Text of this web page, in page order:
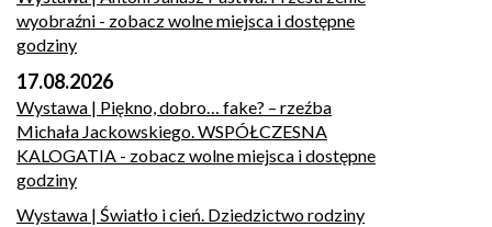
wyobraźni - zobacz wolne miejsca i dostępne
godziny
17.08.2026
Wystawa | Piękno, dobro… fake? – rzeźba
Michała Jackowskiego. WSPÓŁCZESNA
KALOGATIA - zobacz wolne miejsca i dostępne
godziny
Wystawa | Światło i cień. Dziedzictwo rodziny